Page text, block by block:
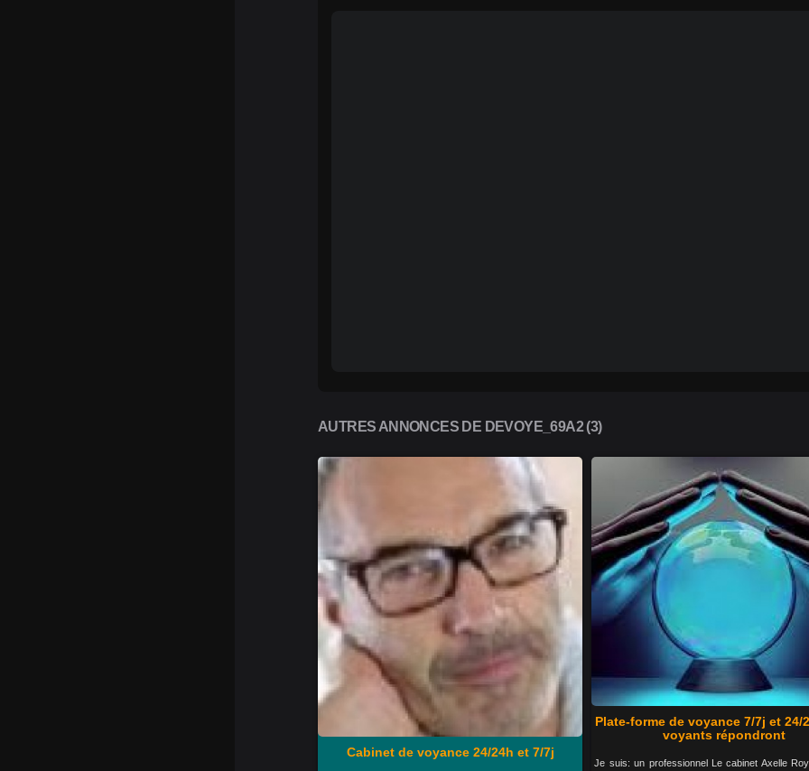
AUTRES ANNONCES DE DEVOYE_69A2 (3)
Cabinet de voyance 24/24h et 7/7j
Plate-forme de voyance 7/7j et 24/
voyants répondront
Je suis: un professionnel Le cabinet Axelle